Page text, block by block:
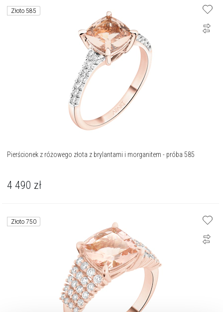
Złoto 585
Pierścionek z różowego złota z brylantami i morganitem - próba 585
4 490 zł
Złoto 750